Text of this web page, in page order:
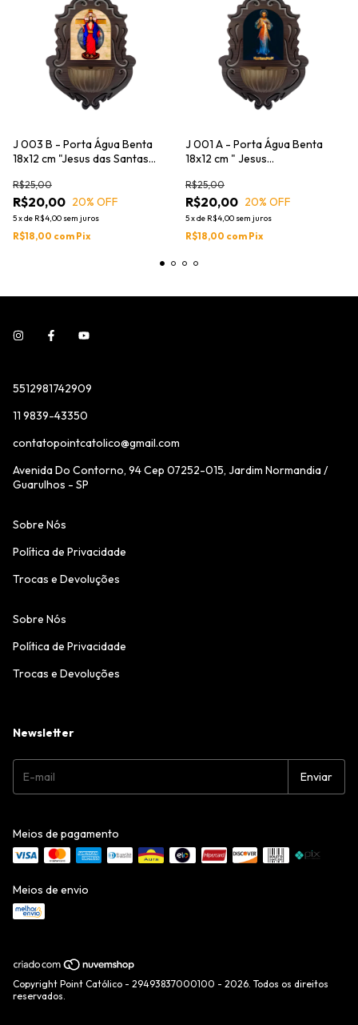
J 003 B - Porta Água Benta
18x12 cm "Jesus das Santas
R$20,00
R$25,00
20% OFF
5xde R$4,00 sem juros
R$18,00 com Pix
J 001 A - Porta Água Benta
18x12 cm " Jesus
R$20,00
R$25,00
20% OFF
5xde R$4,00 sem juros
R$18,00 com Pix
5512981742909
11 9839-43350
contatopointcatolico@gmail.com
Avenida Do Contorno, 94 Cep 07252-015, Jardim Normandia /
Guarulhos - SP
Sobre Nós
Política de Privacidade
Trocas e Devoluções
Sobre Nós
Política de Privacidade
Trocas e Devoluções
Newsletter
Meios de pagamento
Meios de envio
Copyright Point Católico - 29493837000100 - 2026. Todos os direitos
reservados.